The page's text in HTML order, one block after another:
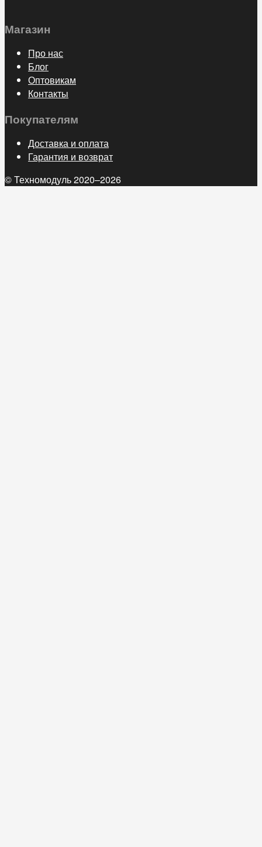
Магазин
Про нас
Блог
Оптовикам
Контакты
Покупателям
Доставка и оплата
Гарантия и возврат
© Техномодуль 2020–2026